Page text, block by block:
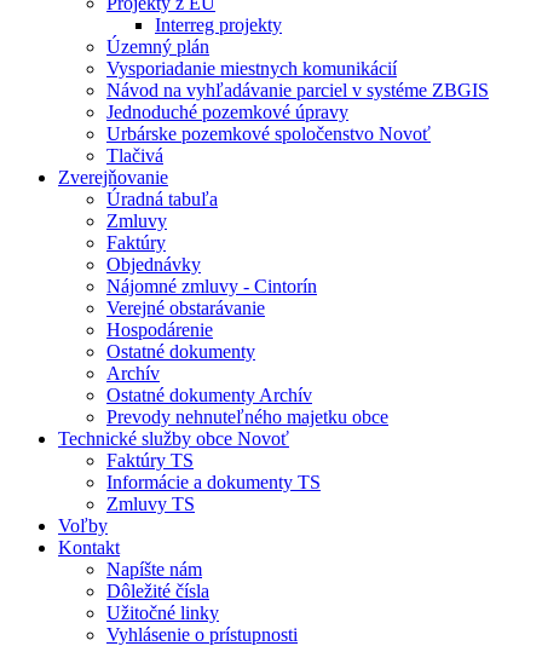
Interreg projekty
Územný plán
Vysporiadanie miestnych komunikácií
Návod na vyhľadávanie parciel v systéme ZBGIS
Jednoduché pozemkové úpravy
Urbárske pozemkové spoločenstvo Novoť
Tlačivá
Zverejňovanie
Úradná tabuľa
Zmluvy
Faktúry
Objednávky
Nájomné zmluvy - Cintorín
Verejné obstarávanie
Hospodárenie
Ostatné dokumenty
Archív
Ostatné dokumenty Archív
Prevody nehnuteľného majetku obce
Technické služby obce Novoť
Faktúry TS
Informácie a dokumenty TS
Zmluvy TS
Voľby
Kontakt
Napíšte nám
Dôležité čísla
Užitočné linky
Vyhlásenie o prístupnosti